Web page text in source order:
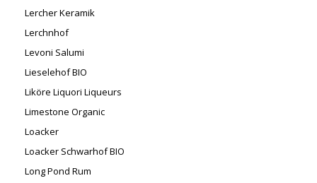
Lercher Keramik
Lerchnhof
Levoni Salumi
Lieselehof BIO
Liköre Liquori Liqueurs
Limestone Organic
Loacker
Loacker Schwarhof BIO
Long Pond Rum